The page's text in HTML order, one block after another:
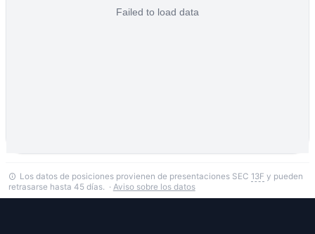
Los datos de posiciones provienen de presentaciones SEC 13F y pueden
retrasarse hasta 45 días. · Aviso sobre los datos